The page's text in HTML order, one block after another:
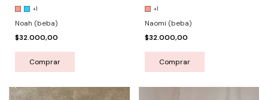
+1
Noah (beba)
$32.000,00
Comprar
+1
Naomi (beba)
$32.000,00
Comprar